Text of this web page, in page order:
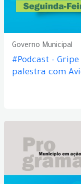
Governo Municipal
#Podcast -
palestra com